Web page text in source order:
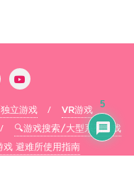
立游戏
VR游戏
🔍游戏搜索/大型系列游戏
戏 避难所使用指南
5